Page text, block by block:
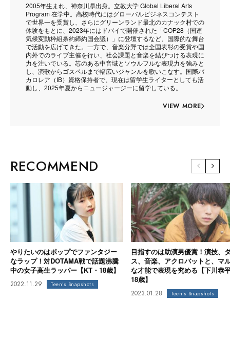
2005年生まれ、神奈川県出身。立教大学 Global Liberal Arts
Program 在学中。高校時代にはグローバルビジネスコンテスト
で世界一を受賞し、さらにグリーンランド最北のカナック村での
体験をもとに、2023年にはドバイで開催された「COP28（国連
気候変動枠組条約締約国会議）」に登壇するなど、国際的な舞台
で活動を広げてきた。一方で、音楽分野では全国表彰の受賞や国
内外でのライブ主催を行い、社会課題と音楽を結びつける表現に
力を注いでいる。芯のある中音域とソウルフルな表現力を強みと
し、演歌からゴスペルまで幅広いジャンルを歌いこなす。国際バ
カロレア（IB）資格保持者で、現在は留学生ライターとしても活
動し、2025年夏からニュージャージーに留学している。
VIEW MORE
RECOMMEND
やりたいのはポップでファンタジー
なラップ！対DOTAMA戦で話題沸騰
中の女子高生ラッパー【KT・18歳】
2022.11.29 Teen's Snapshots
目指すのは助演男優賞！演技、
ス、音楽、アクロバットと、マ
な才能で表現を究める【下川恭
18歳】
2023.01.28 Teen's Snapshots